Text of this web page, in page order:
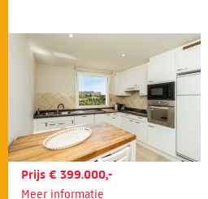
Prijs € 399.000,-
Meer informatie